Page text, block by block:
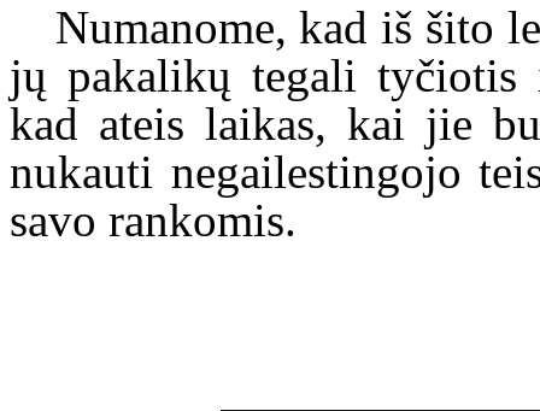
Numanome, kad iš šito
jų pakalikų tegali
kad ateis laikas, kai jie
nukauti negailestingojo
savo rankomis.